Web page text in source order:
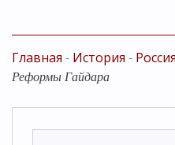
Главная - История - Россия
Реформы Гайдара